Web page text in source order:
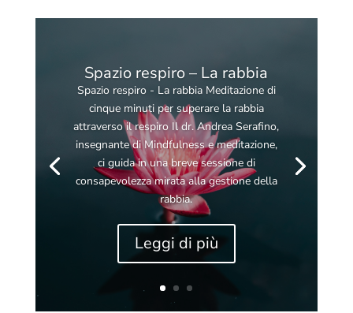
Spazio respiro – La rabbia
Spazio respiro - La rabbia Meditazione di
cinque minuti per superare la rabbia
attraverso il respiro Il dr. Andrea Serafino,
insegnante di Mindfulness e meditazione,
ci guida in una breve sessione di
consapevolezza mirata alla gestione della
rabbia.
Leggi di più